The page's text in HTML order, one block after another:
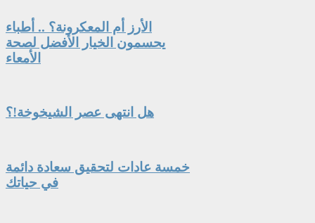
الأرز أم المعكرونة؟ .. أطباء
يحسمون الخيار الأفضل لصحة
الأمعاء
هل انتهى عصر الشيخوخة!؟
خمسة عادات لتحقيق سعادة دائمة
في حياتك